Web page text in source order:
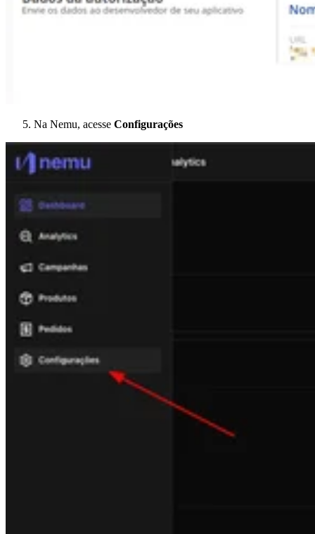
Na Nemu, acesse Configurações